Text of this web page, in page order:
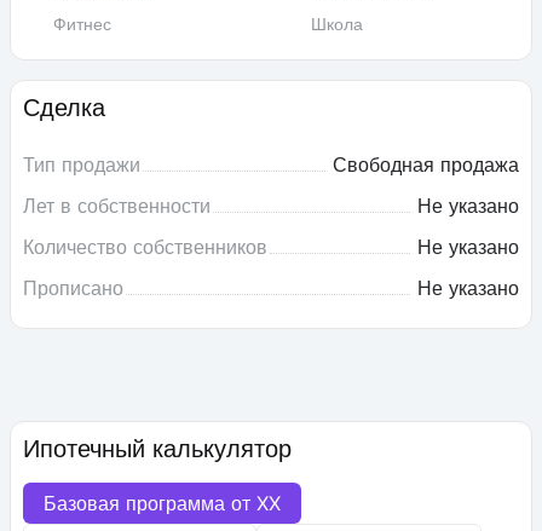
Фитнес
Школа
Сделка
Тип продажи
Свободная продажа
Лет в собственности
Не указано
Количество собственников
Не указано
Прописано
Не указано
Ипотечный калькулятор
Базовая программа от XX